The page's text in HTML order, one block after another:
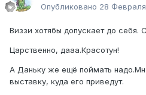
Опубликовано 28
Виззи хотябы допускает до себя.
Царственно, дааа.Красотун!
А Даньку же ещё поймать
выставку, куда его приведут.